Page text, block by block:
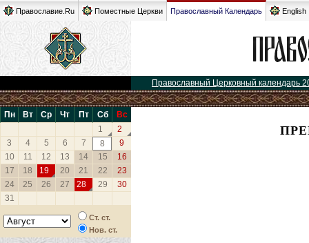
Православие.Ru Поместные Церкви Православный Календарь English
Православный Церковный календарь
Пн Вт Ср Чт Пт Сб
Вс
1
2
3
4 5 6 7 8
9
10
11 12 13 14 15
16
17
18 19 20 21 22
23
24
25 26 27 28 29
30
31
Ст. ст.
Нов. ст.